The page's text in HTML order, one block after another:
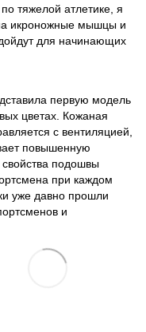
тяжелой атлетике, я
икроножные мышцы и
для начинающих
первую модель
цветах. Кожаная
с вентиляцией,
повышенную
подошвы
при каждом
уже давно прошли
и